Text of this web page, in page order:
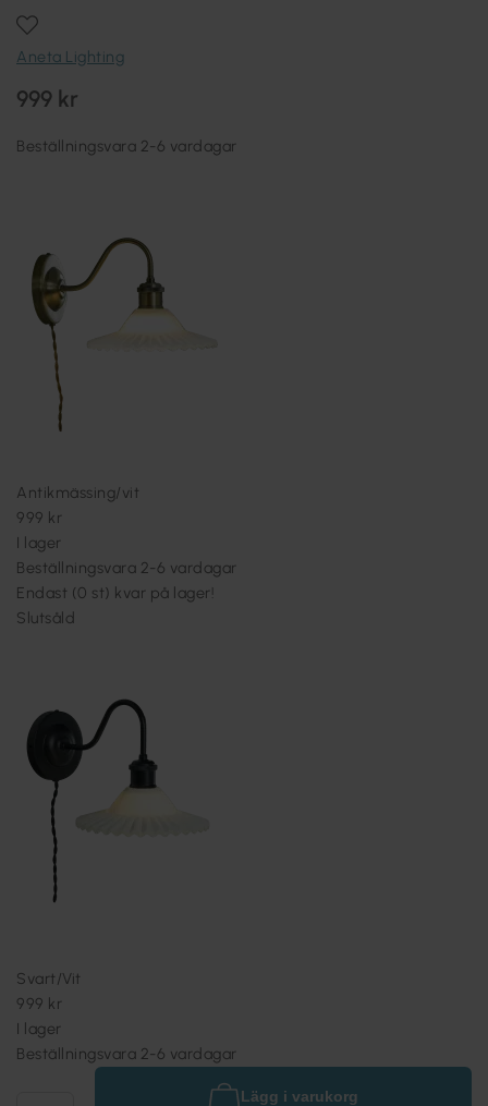
Aneta Lighting
999 kr
Beställningsvara 2-6 vardagar
Antikmässing/vit
999 kr
I lager
Beställningsvara 2-6 vardagar
Endast (0 st) kvar på lager!
Slutsåld
Svart/Vit
999 kr
I lager
Beställningsvara 2-6 vardagar
Lägg i varukorg